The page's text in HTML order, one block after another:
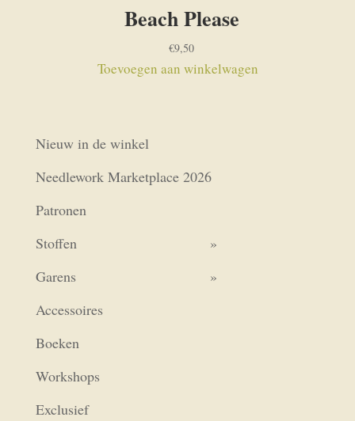
Beach Please
€9,50
Toevoegen aan winkelwagen
Nieuw in de winkel
Needlework Marketplace 2026
Patronen
Stoffen
Garens
Accessoires
Boeken
Workshops
Exclusief